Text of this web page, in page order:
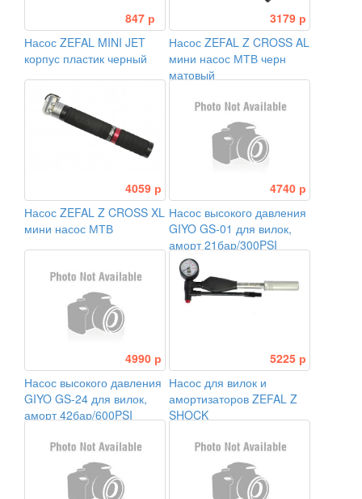
847 р
Насос ZEFAL MINI JET
корпус пластик черный
3179 р
Насос ZEFAL Z CROSS AL
мини насос МТВ черн
матовый
4059 р
Насос ZEFAL Z CROSS XL
мини насос МТВ
4740 р
Насос высокого давления
GIYO GS-01 для вилок,
аморт 21бар/300PSI
4990 р
Насос высокого давления
GIYO GS-24 для вилок,
аморт 42бар/600PSI
5225 р
Насос для вилок и
амортизаторов ZEFAL Z
SHOCK